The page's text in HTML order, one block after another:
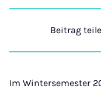
Beitrag
Im Wintersemester